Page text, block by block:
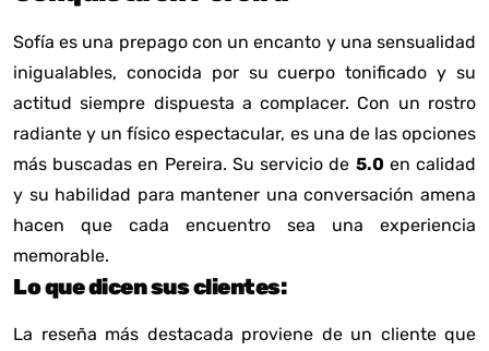
Sofía es una prepago con un encanto y una sensualidad
inigualables, conocida por su cuerpo tonificado y su
actitud siempre dispuesta a complacer. Con un rostro
radiante y un físico espectacular, es una de las opciones
más buscadas en Pereira. Su servicio de 5.0 en calidad
y su habilidad para mantener una conversación amena
hacen que cada encuentro sea una experiencia
memorable.
Lo que dicen sus clientes:
La reseña más destacada proviene de un cliente que